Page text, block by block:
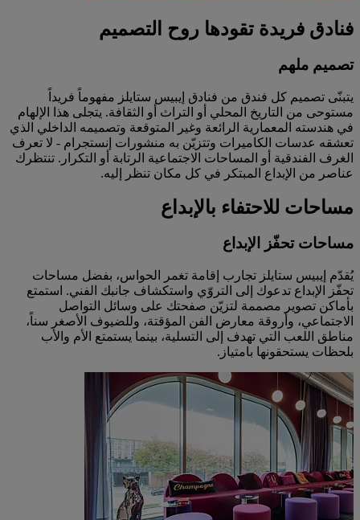
فنادق فريدة تقودها روح التصميم
تصميم ملهم
يتبنّى تصميم كل فندق من فنادق إيبيس ستايلز مفهوماً فريداً
مستوحى من التاريخ المحلي أو التراث أو الثقافة. يتجلى هذا الإلهام
في هندسته المعمارية الرائعة وغير المتوقعة وتصميمه الداخلي الذي
تعشقه عدسات الكاميرات وتتزيّن به منشورات إنستجرام - لا تعرف
الغرف الفندقية أو المساحات الاجتماعية الرتابة أو التكرار. تنتظرك
عناصر من الإبداع المبتكر في كل مكان تنظر إليه.
مساحات للاحتفاء بالإبداع
مساحات تحفّز الإبداع
يُقدّم إيبيس ستايلز تجارب إقامة تغمر الحواس، بفضل مساحات
تحفّز الإبداع تدعوك إلى التروّي واستكشاف جانبك الفني. استمتع
بأماكن تصوير مصممة لتزيّن صفحتك على وسائل التواصل
الاجتماعي، وأروقة معارض الفن المؤقتة، وللضيوف الأصغر سناً،
مناطق اللعب التي تهدف إلى التسلية، بينما يستمتع الأم والأب
بلحظات يستحقونها بامتياز.